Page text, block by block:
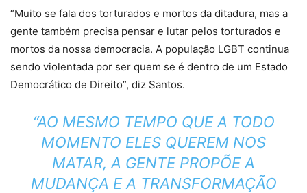
“Muito se fala dos torturados e mortos da ditadura, mas a
gente também precisa pensar e lutar pelos torturados e
mortos da nossa democracia. A população LGBT continua
sendo violentada por ser quem se é dentro de um Estado
Democrático de Direito”, diz Santos.
“AO MESMO TEMPO QUE A TODO
MOMENTO ELES QUEREM NOS
MATAR, A GENTE PROPÕE A
MUDANÇA E A TRANSFORMAÇÃO